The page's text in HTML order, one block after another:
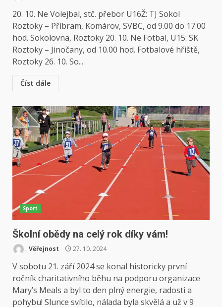
20. 10. Ne Volejbal, stč. přebor U16Ž: TJ Sokol
Roztoky – Příbram, Komárov, SVBC, od 9.00 do 17.00
hod. Sokolovna, Roztoky 20. 10. Ne Fotbal, U15: SK
Roztoky – Jinočany, od 10.00 hod. Fotbalové hřiště,
Roztoky 26. 10. So...
Číst dále
Sport
Školní obědy na celý rok díky vám!
Věřejnost 27. 10. 2024
V sobotu 21. září 2024 se konal historicky první
ročník charitativního běhu na podporu organizace
Mary’s Meals a byl to den plný energie, radosti a
pohybu! Slunce svítilo, nálada byla skvělá a už v 9